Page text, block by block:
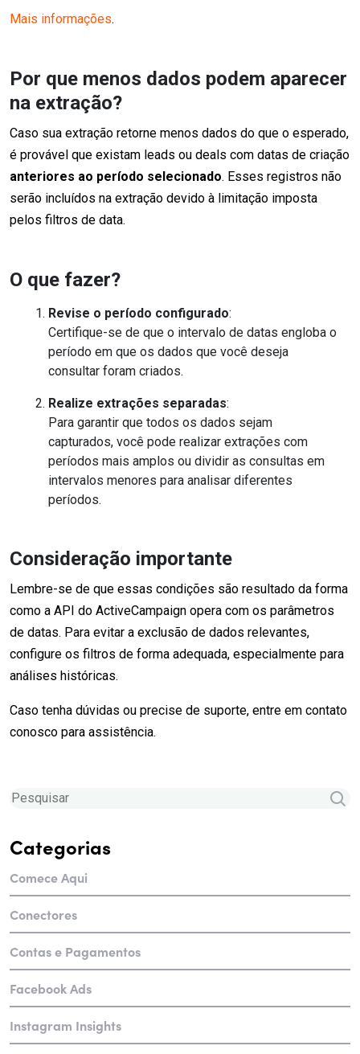
Mais informações.
Por que menos dados podem aparecer
na extração?
Caso sua extração retorne menos dados do que o esperado,
é provável que existam leads ou deals com datas de criação
anteriores ao período selecionado. Esses registros não
serão incluídos na extração devido à limitação imposta
pelos filtros de data.
O que fazer?
Revise o período configurado:
Certifique-se de que o intervalo de datas engloba o
período em que os dados que você deseja
consultar foram criados.
Realize extrações separadas:
Para garantir que todos os dados sejam
capturados, você pode realizar extrações com
períodos mais amplos ou dividir as consultas em
intervalos menores para analisar diferentes
períodos.
Consideração importante
Lembre-se de que essas condições são resultado da forma
como a API do ActiveCampaign opera com os parâmetros
de datas. Para evitar a exclusão de dados relevantes,
configure os filtros de forma adequada, especialmente para
análises históricas.
Caso tenha dúvidas ou precise de suporte, entre em contato
conosco para assistência.
Categorias
Comece Aqui
Conectores
Contas e Pagamentos
Facebook Ads
Instagram Insights